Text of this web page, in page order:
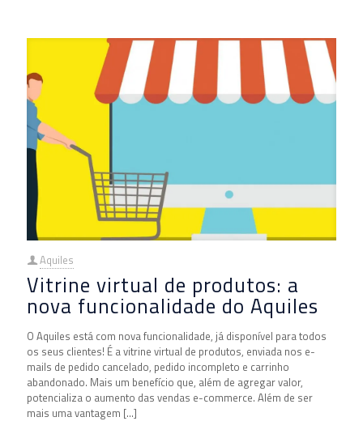
Aquiles
Vitrine virtual de produtos: a
nova funcionalidade do Aquiles
O Aquiles está com nova funcionalidade, já disponível para todos
os seus clientes! É a vitrine virtual de produtos, enviada nos e-
mails de pedido cancelado, pedido incompleto e carrinho
abandonado. Mais um benefício que, além de agregar valor,
potencializa o aumento das vendas e-commerce. Além de ser
mais uma vantagem […]